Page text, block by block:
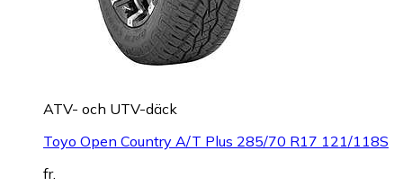
ATV- och UTV-däck
Toyo Open Country A/T Plus 285/70 R17 121/118S
fr.